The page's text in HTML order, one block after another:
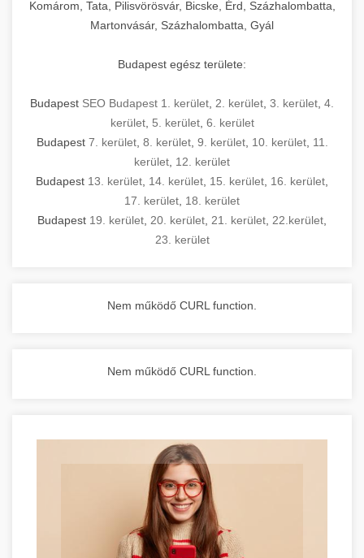
Komárom, Tata, Pilisvörösvár, Bicske, Érd, Százhalombatta,
Martonvásár, Százhalombatta, Gyál
Budapest egész területe:
Budapest SEO Budapest 1. kerület 2. kerület 3. kerület 4.
kerület, 5. kerület, 6. kerület
Budapest 7. kerület, 8. kerület, 9. kerület, 10. kerület, 11.
kerület 12. kerület
Budapest 13. kerület 14. kerület 15. kerület 16. kerület
17. kerület 18. kerület
Budapest 19. kerület 20. kerület 21. kerület 22.kerület
23. kerület
Nem működő CURL function.
Nem működő CURL function.